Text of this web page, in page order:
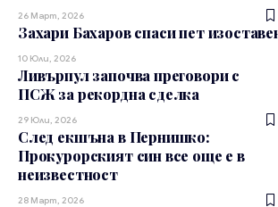
26 Март, 2026
Захари Бахаров спаси пет
10 Юли, 2026
Ливърпул започва преговори с
ПСЖ за рекордна сделка
29 Юли, 2026
След екшъна в Пернишко:
Прокурорският син все още е в
неизвестност
28 Март, 2026